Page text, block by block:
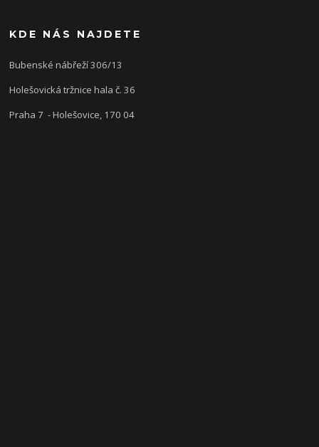
KDE NÁS NAJDETE
Bubenské nábřeží 306/13
Holešovická tržnice hala č. 36
Praha 7 - Holešovice, 170 04